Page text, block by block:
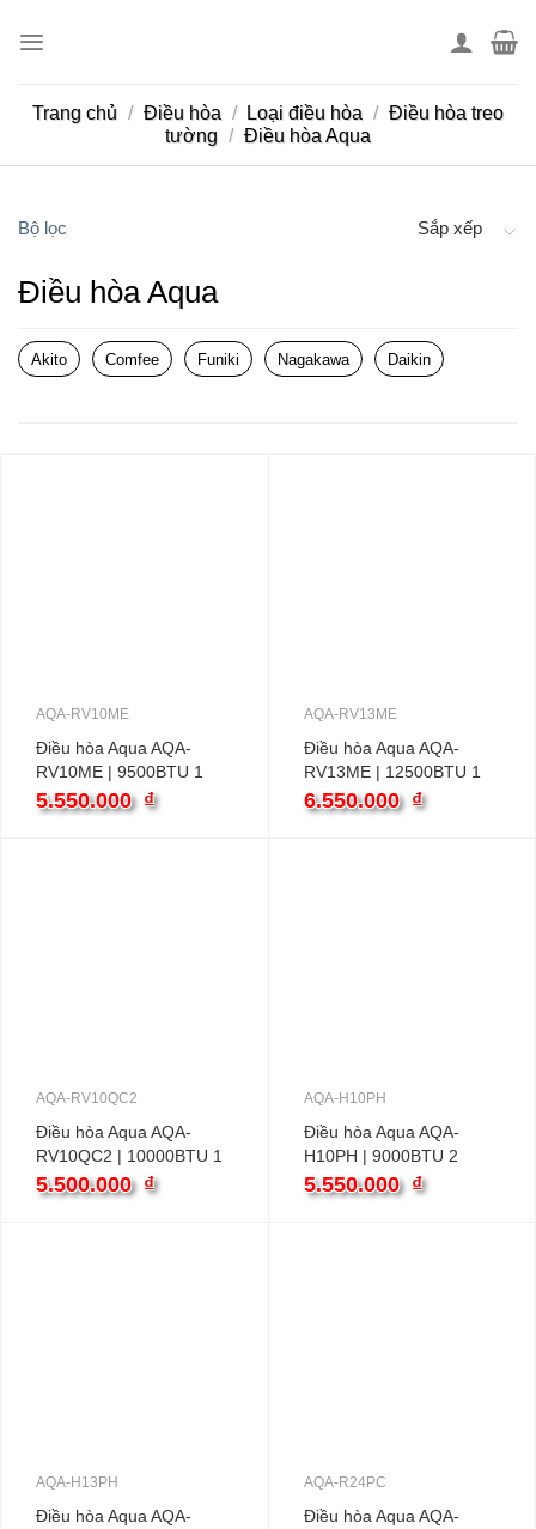
Trang chủ / Điều hòa / Loại điều hòa / Điều hòa treo
tường / Điều hòa Aqua
Bộ lọc Sắp xếp
Điều hòa Aqua
Akito Comfee Funiki Nagakawa Daikin
AQA-RV10ME
Điều hòa Aqua AQA-
RV10ME | 9500BTU 1
chiều inverter
5.550.000 ₫
AQA-RV13ME
Điều hòa Aqua AQA-
RV13ME | 12500BTU 1
chiều inverter
6.550.000 ₫
AQA-RV10QC2
Điều hòa Aqua AQA-
RV10QC2 | 10000BTU 1
chiều inverter
5.500.000 ₫
AQA-H10PH
Điều hòa Aqua AQA-
H10PH | 9000BTU 2
chiều
5.550.000 ₫
AQA-H13PH
Điều hòa Aqua AQA-
AQA-R24PC
Điều hòa Aqua AQA-